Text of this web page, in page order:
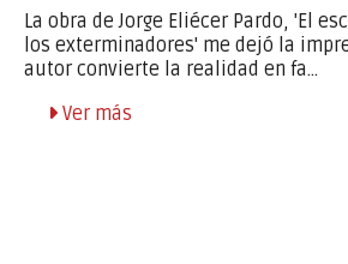
La obra de Jorge Eliécer Pardo, 'El
los exterminadores' me dejó la
autor convierte la realidad en fa...
Ver más